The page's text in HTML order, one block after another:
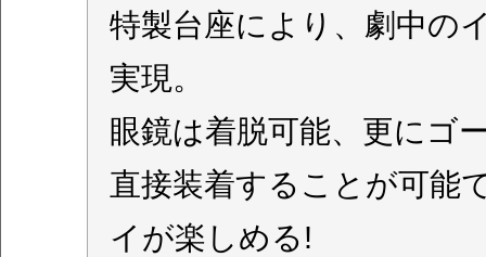
特製台座により、劇中の
実現。
眼鏡は着脱可能、更にゴ
直接装着することが可能
イが楽しめる!